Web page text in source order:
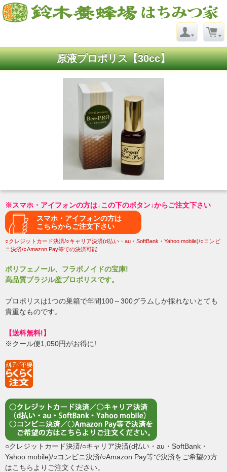
原液プロポリス【30cc】
※スマホ・アイフォンの方は↓この下のボタン↓からご注文下さい
スマホ・アイフォンの方は
こちらからご注文下さい
○クレジットカード決済/○キャリア決済(d払い・au・SoftBank・Yahoo mobile)/○コンビ
ニ決済/○Amazon Pay等での決済可能
ポリフェノール、フラボノイドの宝庫!
高品質ブラジル産プロポリスです。
プロポリスは1つの巣箱で年間100～300グラムしか採れないとても
貴重なものです。
【送料無料!】
※クール便1,050円がお得に!
○クレジットカード決済/○キャリア決済(d払い・au・SoftBank・
Yahoo mobile)/○コンビニ決済/○Amazon Pay等で決済をご希望の方
はこちらよりご注文ください。